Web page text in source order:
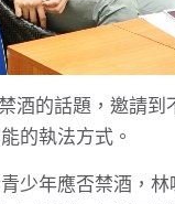
酒的話題，邀請到
的執法方式。
少年應否禁酒，